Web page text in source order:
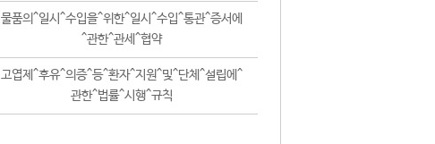
물품의^일시^수입을^위한^일시^수입^통관^증서에
^관한^관세^협약
고엽제^후유^의증^등^환자^지원^및^단체^설립에^
관한^법률^시행^규칙